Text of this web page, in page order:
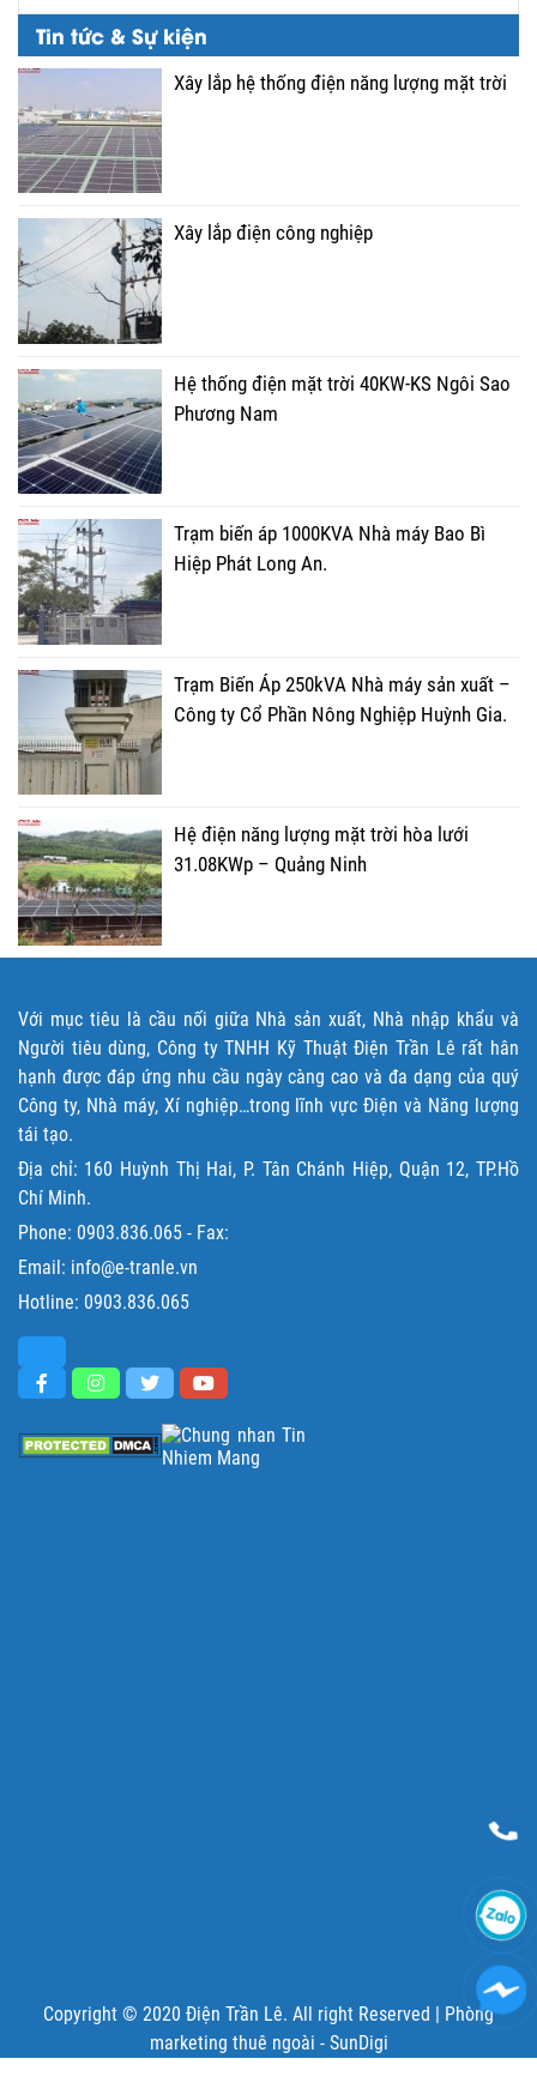
Tin tức & Sự kiện
Xây lắp hệ thống điện năng lượng mặt trời
Xây lắp điện công nghiệp
Hệ thống điện mặt trời 40KW-KS Ngôi Sao
Phương Nam
Trạm biến áp 1000KVA Nhà máy Bao Bì
Hiệp Phát Long An.
Trạm Biến Áp 250kVA Nhà máy sản xuất –
Công ty Cổ Phần Nông Nghiệp Huỳnh Gia.
Hệ điện năng lượng mặt trời hòa lưới
31.08KWp – Quảng Ninh
Với mục tiêu là cầu nối giữa Nhà sản xuất, Nhà nhập khẩu và
Người tiêu dùng, Công ty TNHH Kỹ Thuật Điện Trần Lê rất hân
hạnh được đáp ứng nhu cầu ngày càng cao và đa dạng của quý
Công ty, Nhà máy, Xí nghiệp…trong lĩnh vực Điện và Năng lượng
tái tạo.
Địa chỉ: 160 Huỳnh Thị Hai, P. Tân Chánh Hiệp, Quận 12, TP.Hồ
Chí Minh.
Phone: 0903.836.065 - Fax:
Email: info@e-tranle.vn
Hotline: 0903.836.065
Copyright © 2020 Điện Trần Lê. All right Reserved | Phòng
marketing thuê ngoài - SunDigi